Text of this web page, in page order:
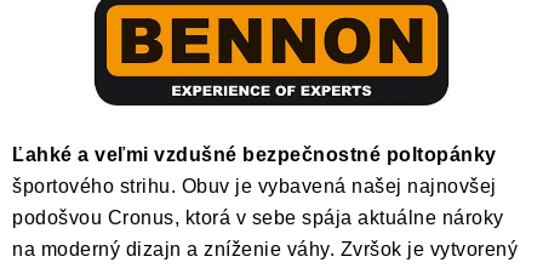
Často kladené otázky
INFORMÁCIE PRE ZÁKAZNÍKOV
Napíšte nám
Ľahké a veľmi vzdušné bezpečnostné poltopánky
športového strihu. Obuv je vybavená našej najnovšej
podošvou Cronus, ktorá v sebe spája aktuálne nároky
na moderný dizajn a zníženie váhy. Zvršok je vytvorený